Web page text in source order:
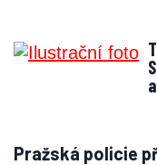
Pražská policie